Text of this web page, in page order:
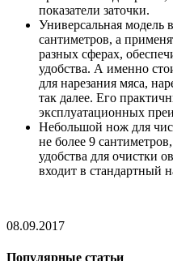
показатели заточки.
Универсальная
сантиметров, а
разных сферах,
удобства. А именно
для нарезания мяса,
так далее. Его
эксплуатационных
Небольшой нож для
не более 9
удобства для очистки
входит в стандартный
08.09.2017
Популярные статьи